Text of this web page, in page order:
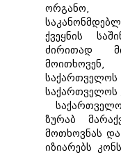
ორგანო,
ქვეყნის
ძირითად
საქართველოს
ზურაბ
მოთხოვნას
იზიარებს